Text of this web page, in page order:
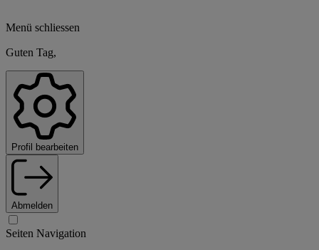
Menü schliessen
Guten Tag,
Profil bearbeiten
Abmelden
Seiten Navigation